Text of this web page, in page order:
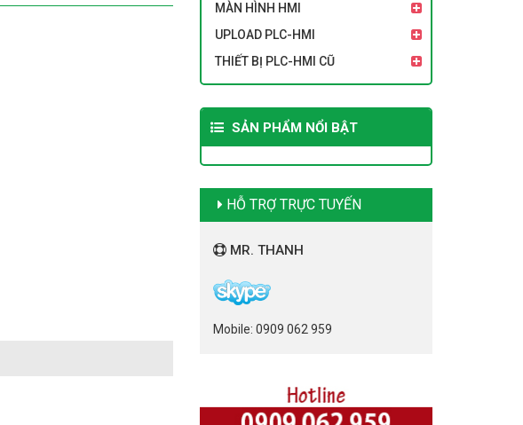
MÀN HÌNH HMI
UPLOAD PLC-HMI
THIẾT BỊ PLC-HMI CŨ
SẢN PHẨM NỔI BẬT
HỖ TRỢ TRỰC TUYẾN
MR. THANH
Mobile: 0909 062 959